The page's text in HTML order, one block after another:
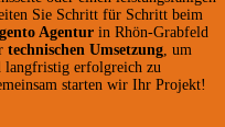
Sie Schritt für Schritt beim
Agentur in Rhön-Grabfeld
technischen Umsetzung , um
langfristig erfolgreich zu
starten wir Ihr Projekt!